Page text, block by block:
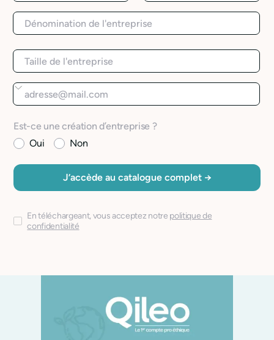
Est-ce une création d’entreprise ?
Oui
Non
En téléchargeant, vous acceptez notre politique de
confidentialité